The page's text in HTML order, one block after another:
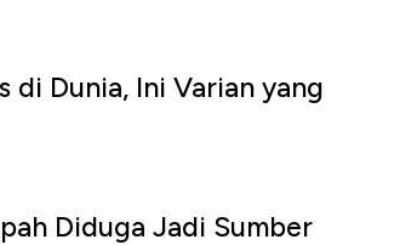
di Dunia, Ini Varian yang
Diduga Jadi Sumber